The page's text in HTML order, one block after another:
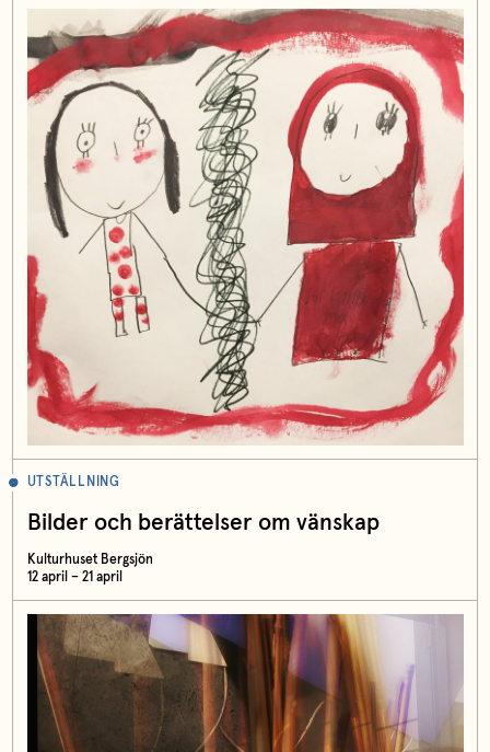
UTSTÄLLNING
Bilder och berättelser om vänskap
Kulturhuset Bergsjön
12 april – 21 april